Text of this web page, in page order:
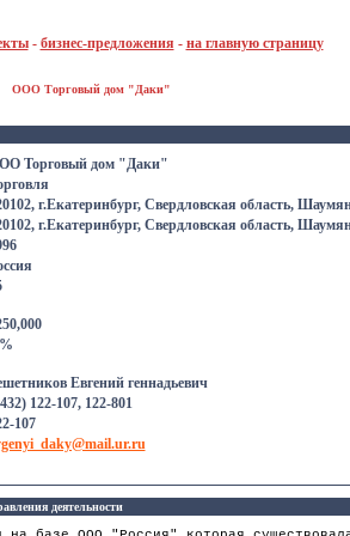
- бизнес-предложения - на главную страницу
ООО Торговый дом "Даки"
Торговый дом "Даки"
г.Екатеринбург, Свердловская область,
г.Екатеринбург, Свердловская область,
Евгений геннадьевич
122-107, 122-801
107
деятельности